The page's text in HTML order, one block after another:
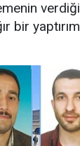
verdiği
bir yaptırım